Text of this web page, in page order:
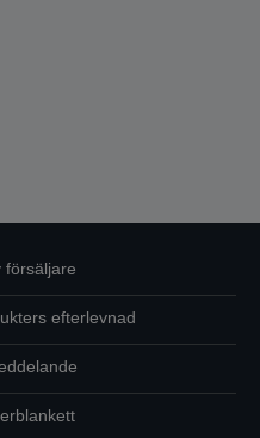
försäljare
efterlevnad